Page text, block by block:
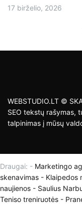
17 birželio, 2026
WEBSTUDIO.LT ©
SEO tekstų rašymas,
talpinimas į mūsų
Draugai: - Marketingo
skenavimas - Klaipedos
naujienos - Saulius
Teniso treniruotės -